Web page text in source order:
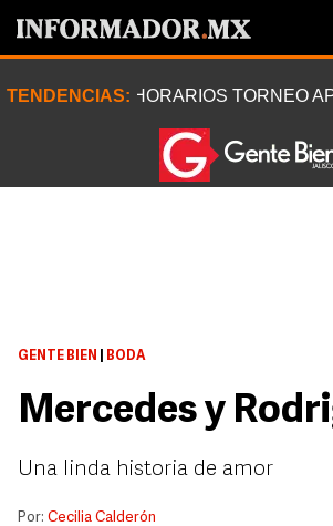
TENDENCIAS: HORARIOS TORNEO
GENTE BIEN BODA
Mercedes y
Una linda historia de amor
Por: Cecilia Calderón